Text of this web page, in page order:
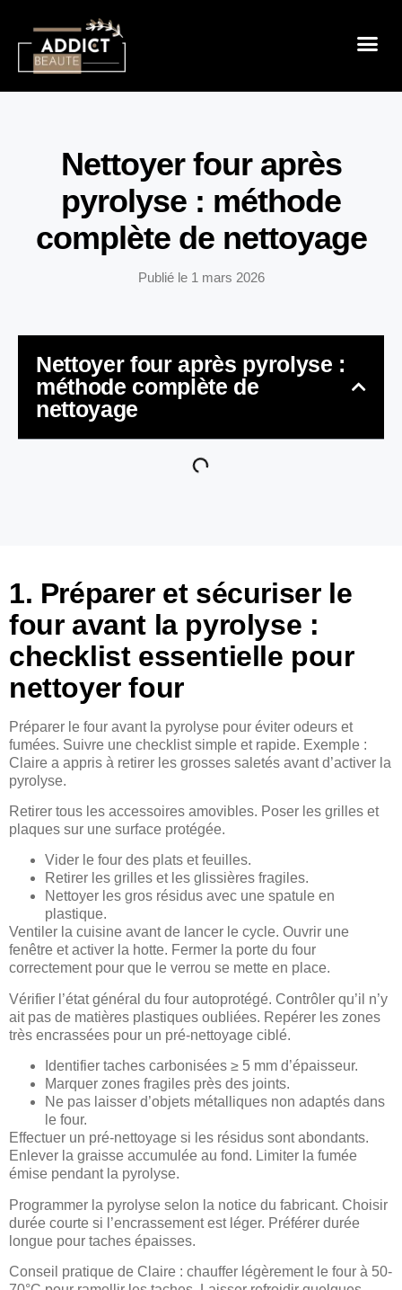
Nettoyer four après
pyrolyse : méthode
complète de nettoyage
Publié le 1 mars 2026
Nettoyer four après pyrolyse :
méthode complète de
nettoyage
1. Préparer et sécuriser le
four avant la pyrolyse :
checklist essentielle pour
nettoyer four
Préparer le four avant la pyrolyse pour éviter odeurs et
fumées. Suivre une checklist simple et rapide. Exemple :
Claire a appris à retirer les grosses saletés avant d’activer la
pyrolyse.
Retirer tous les accessoires amovibles. Poser les grilles et
plaques sur une surface protégée.
Vider le four des plats et feuilles.
Retirer les grilles et les glissières fragiles.
Nettoyer les gros résidus avec une spatule en
plastique.
Ventiler la cuisine avant de lancer le cycle. Ouvrir une
fenêtre et activer la hotte. Fermer la porte du four
correctement pour que le verrou se mette en place.
Vérifier l’état général du four autoprotégé. Contrôler qu’il n’y
ait pas de matières plastiques oubliées. Repérer les zones
très encrassées pour un pré-nettoyage ciblé.
Identifier taches carbonisées ≥ 5 mm d’épaisseur.
Marquer zones fragiles près des joints.
Ne pas laisser d’objets métalliques non adaptés dans
le four.
Effectuer un pré-nettoyage si les résidus sont abondants.
Enlever la graisse accumulée au fond. Limiter la fumée
émise pendant la pyrolyse.
Programmer la pyrolyse selon la notice du fabricant. Choisir
durée courte si l’encrassement est léger. Préférer durée
longue pour taches épaisses.
Conseil pratique de Claire : chauffer légèrement le four à 50-